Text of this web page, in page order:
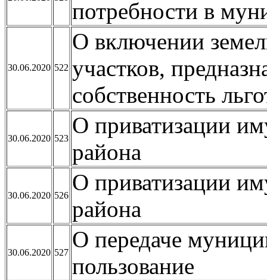
потребности в
30.06.2020 522
О включении
участков,
собственность
30.06.2020 523
О приватизации
района
30.06.2020 526
О приватизации
района
30.06.2020 527
О передаче
пользование